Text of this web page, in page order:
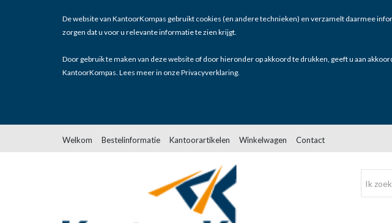
De website van KantoorKompas gebruikt cookies (en andere technieken) en verzamelt daarmee
zorgen dat u voor u relevante informatie te zien krijgt.
Door gebruik te maken van deze website of door hieronder op akkoord te drukken, geeft u aan
KantoorKompas. Lees meer in onzePrivacyverklaring.
Welkom Bestelinformatie Kantoorartikelen Winkelwagen Contact